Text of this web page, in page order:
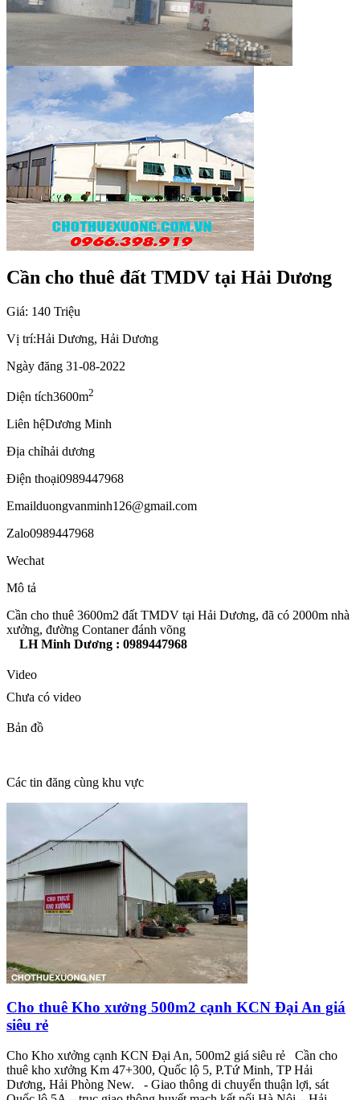
Cần cho thuê đất TMDV tại Hải Dương
Giá: 140 Triệu
Vị trí:Hải Dương, Hải Dương
Ngày đăng 31-08-2022
Diện tích3600m2
Liên hệDương Minh
Địa chỉhải dương
Điện thoại0989447968
Emailduongvanminh126@gmail.com
Zalo0989447968
Wechat
Mô tả
Cần cho thuê 3600m2 đất TMDV tại Hải Dương, đã có 2000m nhà
xưởng, đường Contaner đánh võng
LH Minh Dương : 0989447968
Video
Chưa có video
Bản đồ
Các tin đăng cùng khu vực
Cho thuê Kho xưởng 500m2 cạnh KCN Đại An giá
siêu rẻ
Cho Kho xưởng cạnh KCN Đại An, 500m2 giá siêu rẻ Cần cho
thuê kho xưởng Km 47+300, Quốc lộ 5, P.Tứ Minh, TP Hải
Dương, Hải Phòng New. - Giao thông di chuyển thuận lợi, sát